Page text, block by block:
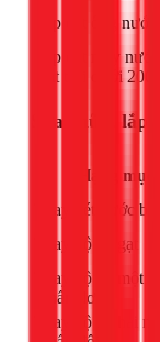
Lắp đặt ống nước
Lắp đặt máy nước
mặt trời dưới 200
Sửa chữa, lắp
Hạng mục
Thay két nước
Thay bộ xả gạt
Thay bộ xả một
(nhấn đơn)
Thay bộ xả hai